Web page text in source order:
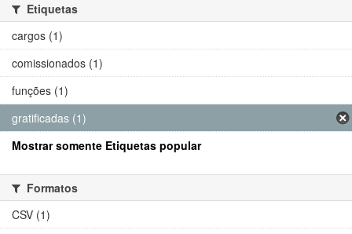
Etiquetas
cargos (1)
comissionados (1)
funções (1)
gratificadas (1)
Mostrar somente Etiquetas popular
Formatos
CSV (1)